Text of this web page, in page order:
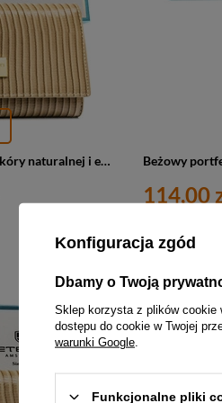
Beżowy portfel damski ze skóry naturalnej i ekologicznej zamykany zatrzaskiem, ozdobiony wzorem w plecionkę - Peterson
114,00
PROMOCJA
Konfiguracja zgód
Dbamy o Twoją
Sklep korzysta z plików cookie
dostępu do cookie w Twojej
warunki Google
Funkcjonalne pliki